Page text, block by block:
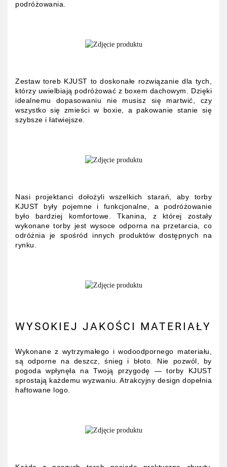
podróżowania.
Zestaw toreb KJUST to doskonałe rozwiązanie dla tych,
którzy uwielbiają podróżować z boxem dachowym. Dzięki
idealnemu dopasowaniu nie musisz się martwić, czy
wszystko się zmieści w boxie, a pakowanie stanie się
szybsze i łatwiejsze.
Nasi projektanci dołożyli wszelkich starań, aby torby
KJUST były pojemne i funkcjonalne, a podróżowanie
było bardziej komfortowe. Tkanina, z której zostały
wykonane torby jest wysoce odporna na przetarcia, co
odróżnia je spośród innych produktów dostępnych na
rynku.
WYSOKIEJ JAKOŚCI MATERIAŁY
Wykonane z wytrzymałego i wodoodpornego materiału,
są odporne na deszcz, śnieg i błoto. Nie pozwól, by
pogoda wpłynęła na Twoją przygodę — torby KJUST
sprostają każdemu wyzwaniu. Atrakcyjny design dopełnia
haftowane logo.